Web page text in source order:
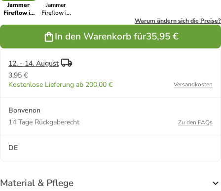
Jammer
Fireflow in
Jammer
Fireflow in
Warum ändern sich die Preise?
In den Warenkorb für35,95 €
12. - 14. August
3,95 €
Kostenlose Lieferung ab 200,00 €
Versandkosten
Bonvenon
14 Tage Rückgaberecht
Zu den FAQs
DE
Material & Pflege